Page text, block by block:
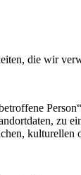
die wir
zu
kulturellen